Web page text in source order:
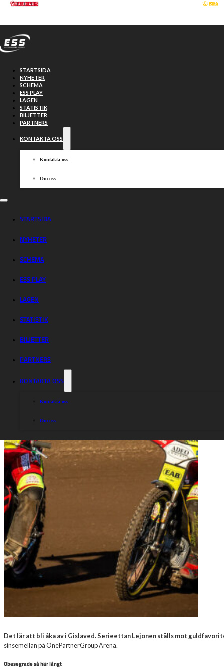
Hoppa till huvudinnehåll
STARTSIDA
NYHETER
SCHEMA
ESS PLAY
LAGEN
STATISTIK
BILJETTER
PARTNERS
KONTAKTA OSS
Kontakta oss
Om oss
STARTSIDA
NYHETER
SCHEMA
ESS PLAY
LAGEN
STATISTIK
BILJETTER
PARTNERS
KONTAKTA OSS
Kontakta oss
Om oss
Toppmöte och
rivalmöte
Det lär att bli åka av i Gislaved. Serieettan Lejonen ställs mot
sinsemellan på OnePartnerGroup Arena.
Obesegrade så här långt